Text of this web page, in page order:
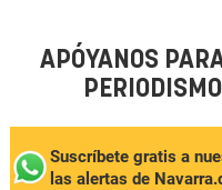
APÓYANOS
Suscríbete gratis a
las alertas de